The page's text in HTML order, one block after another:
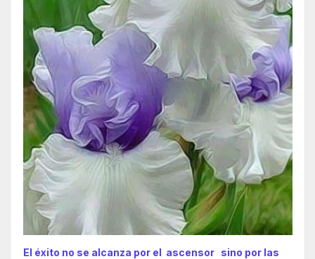
El éxito no se alcanza por el ascensor sino por las